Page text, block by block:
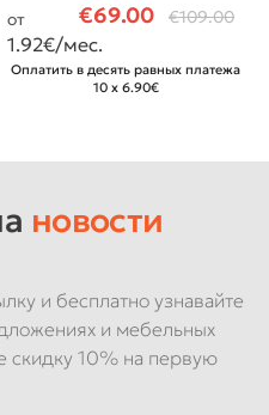
€69.00 €109.00
от
1.92€/мес.
Оплатить в десять равных платежа
10 x 6.90€
новости
и бесплатно узнавайте
и мебельных
скидку 10% на первую